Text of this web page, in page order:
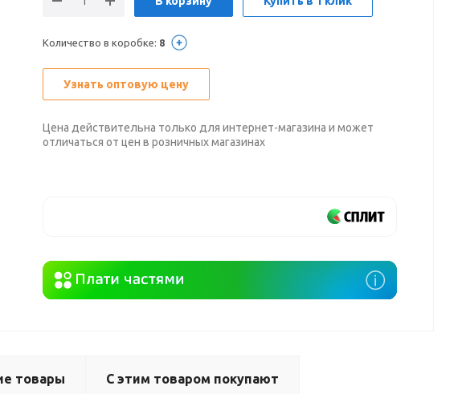
Количество в коробке: 8
Узнать оптовую цену
Цена действительна только для интернет-магазина и может
отличаться от цен в розничных магазинах
товары С этим товаром покупают